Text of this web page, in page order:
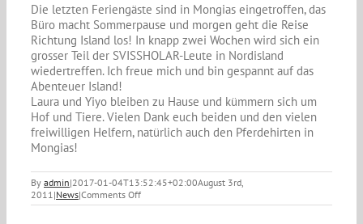
Die letzten Feriengäste sind in Mongias eingetroffen, das
Büro macht Sommerpause und morgen geht die Reise
Richtung Island los! In knapp zwei Wochen wird sich ein
grosser Teil der SVISSHOLAR-Leute in Nordisland
wiedertreffen. Ich freue mich und bin gespannt auf das
Abenteuer Island!
Laura und Yiyo bleiben zu Hause und kümmern sich um
Hof und Tiere. Vielen Dank euch beiden und den vielen
freiwilligen Helfern, natürlich auch den Pferdehirten in
Mongias!
By admin|2017-01-04T13:52:45+02:00August 3rd,
2011 |News|Comments Offon
03.08.11